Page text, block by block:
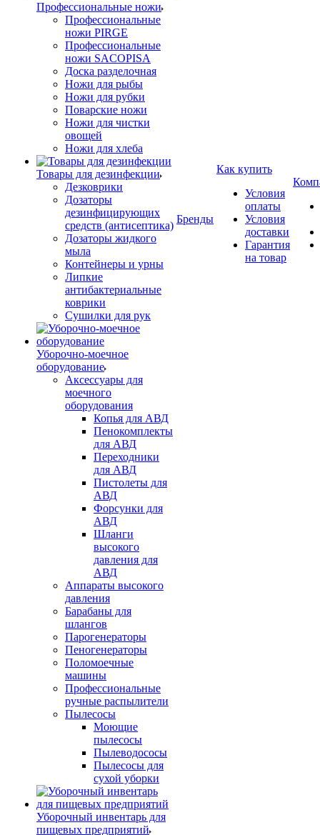
Профессиональные ножи
Профессиональные
ножи PIRGE
Профессиональные
ножи SACOPISA
Доска разделочная
Ножи для рыбы
Ножи для рубки
Поварские ножи
Ножи для чистки
овощей
Ножи для хлеба
Товары для дезинфекции
Дезковрики
Дозаторы
дезинфицирующих
средств (антисептика)
Дозаторы жидкого
мыла
Контейнеры и урны
Липкие
антибактериальные
коврики
Сушилки для рук
Уборочно-моечное
оборудование
Аксессуары для
моечного
оборудования
Копья для АВД
Пенокомплекты
для АВД
Переходники
для АВД
Пистолеты для
АВД
Форсунки для
АВД
Шланги
высокого
давления для
АВД
Аппараты высокого
давления
Барабаны для
шлангов
Парогенераторы
Пеногенераторы
Поломоечные
машины
Профессиональные
ручные распылители
Пылесосы
Моющие
пылесосы
Пылеводососы
Пылесосы для
сухой уборки
Уборочный инвентарь для
пищевых предприятий
Бренды
Как купить
Условия
оплаты
Условия
доставки
Гарантия
на товар